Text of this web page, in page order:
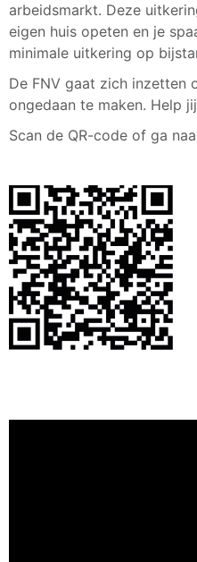
arbeidsmarkt. Deze
eigen huis opeten en je
minimale uitkering op
De FNV gaat zich inzetten
ongedaan te maken. Help
Scan de QR-code of ga